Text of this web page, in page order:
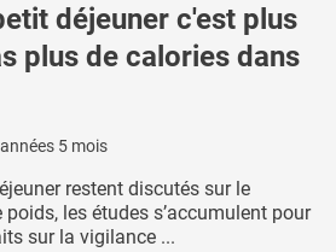
déjeuner c'est plus
plus de calories dans
5 mois
restent discutés sur le
les études s’accumulent pour
sur la vigilance ...